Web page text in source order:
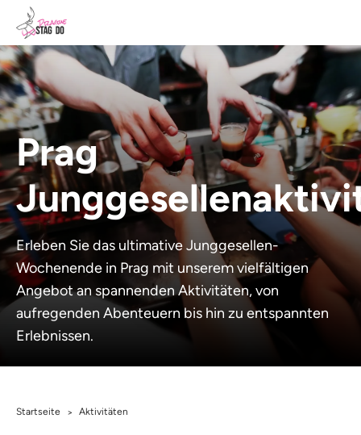
Prag
Erleben Sie das ultimative Junggesellen-
Wochenende in Prag mit unserem vielfältigen
Angebot an spannenden Aktivitäten, von
aufregenden Abenteuern bis hin zu entspannten
Erlebnissen.
Startseite > Aktivitäten